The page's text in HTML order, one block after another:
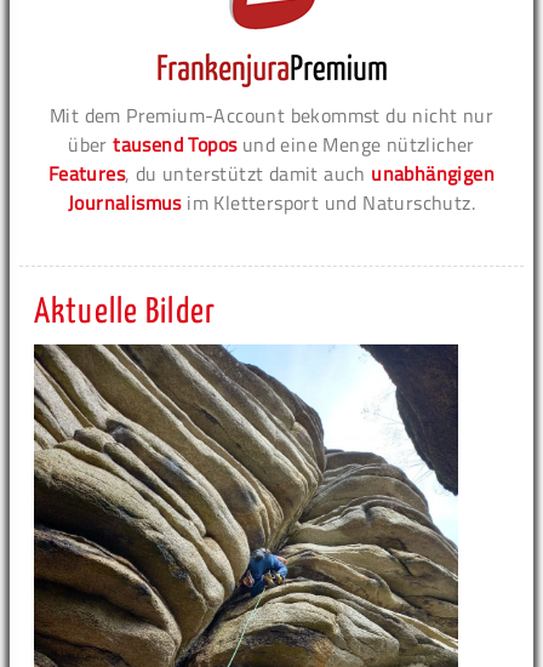
Mit dem Premium-Account bekommst du nicht nur
übertausend Toposund eine Menge nützlicher
Features, du unterstützt damit auch unabhängigen
Journalismusim Klettersport und Naturschutz.
Aktuelle Bilder